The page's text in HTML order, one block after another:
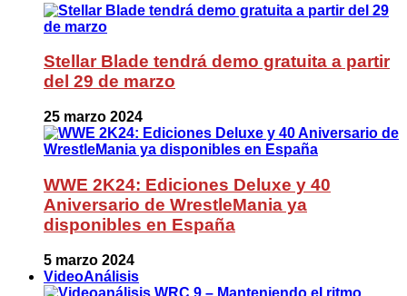
Stellar Blade tendrá demo gratuita a partir
del 29 de marzo
25 marzo 2024
WWE 2K24: Ediciones Deluxe y 40
Aniversario de WrestleMania ya
disponibles en España
5 marzo 2024
VideoAnálisis